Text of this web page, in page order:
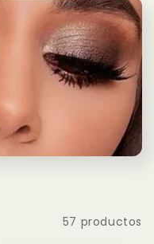
57 productos